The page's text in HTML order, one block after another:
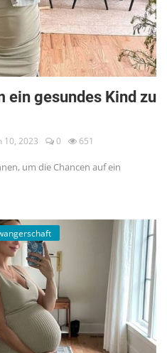
ein gesundes Kind zu
10, 2023 0 651
um die Chancen auf ein